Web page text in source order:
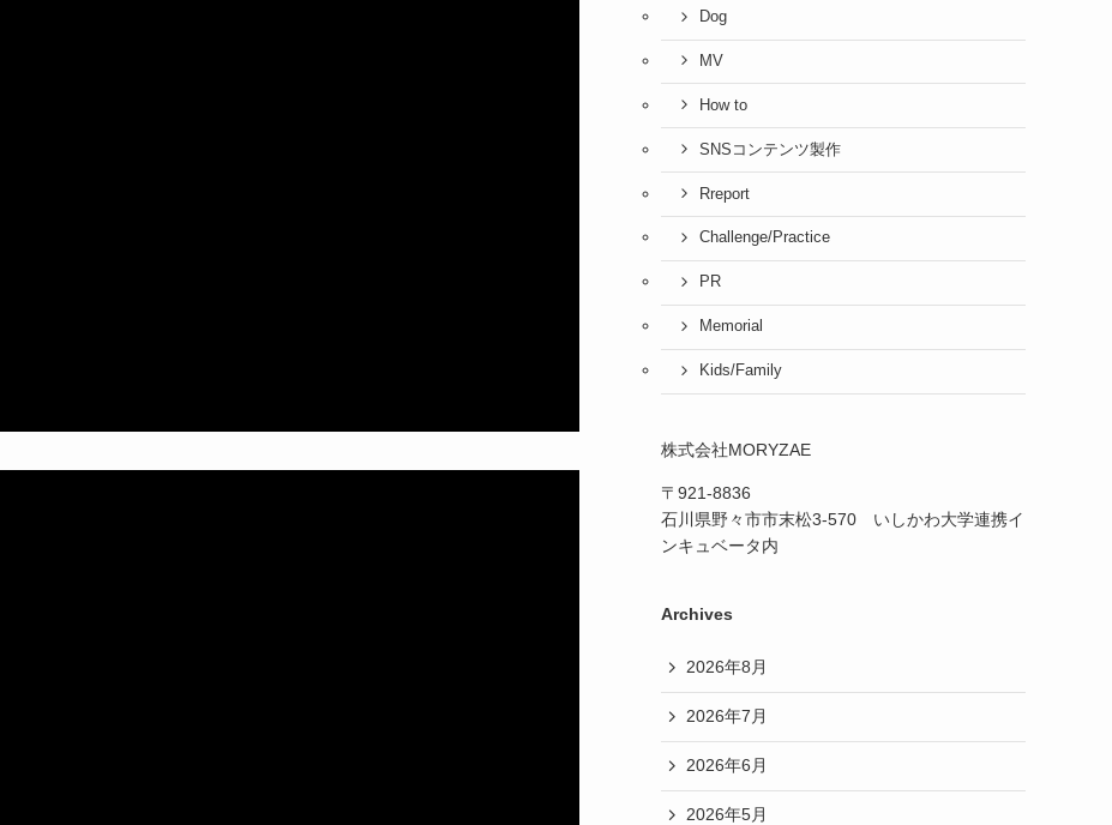
Dog
MV
How to
SNSコンテンツ製作
Rreport
Challenge/Practice
PR
Memorial
Kids/Family
株式会社MORYZAE
〒921-8836
石川県野々市市末松3-570 いしかわ大学連携イ
ンキュベータ内
Archives
2026年8月
2026年7月
2026年6月
2026年5月